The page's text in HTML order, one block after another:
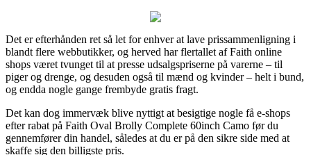
Det er efterhånden ret så let for enhver at lave prissammenligning i
blandt flere webbutikker, og herved har flertallet af Faith online
shops været tvunget til at presse udsalgspriserne på varerne – til
piger og drenge, og desuden også til mænd og kvinder – helt i bund,
og endda nogle gange frembyde gratis fragt.
Det kan dog immervæk blive nyttigt at besigtige nogle få e-shops
efter rabat på Faith Oval Brolly Complete 60inch Camo før du
gennemfører din handel, således at du er på den sikre side med at
skaffe sig den billigste pris.